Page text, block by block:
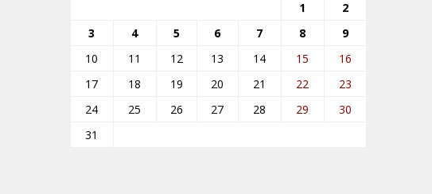
1
2
3
4 5 6 7 8
9
10
11 12 13 14 15
16
17
18 19 20 21 22
23
24
25 26 27 28 29
30
31